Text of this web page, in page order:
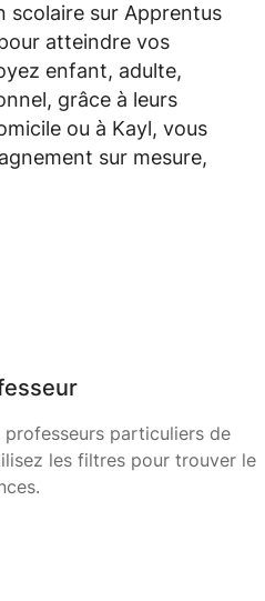
scolaire sur Apprentus
atteindre vos
enfant, adulte,
grâce à leurs
ou à Kayl, vous
sur mesure,
particuliers de
les filtres pour trouver le